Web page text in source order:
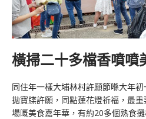
橫掃二十多檔香噴噴
同住年一樣大埔林村許願節喺大年
拋寶牒許願，同點蓮花燈祈福，最
場嘅美食嘉年華，有約20多個熟食